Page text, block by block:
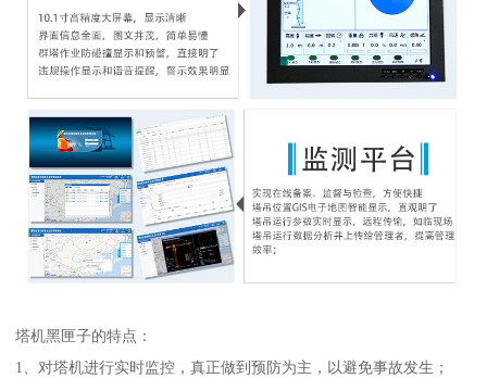
塔机黑匣子的特点：
1、对塔机进行实时监控，真正做到预防为主，以避免事故发生；